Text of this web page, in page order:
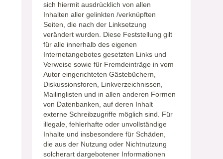
sich hiermit ausdrücklich von allen
Inhalten aller gelinkten /verknüpften
Seiten, die nach der Linksetzung
verändert wurden. Diese Feststellung gilt
für alle innerhalb des eigenen
Internetangebotes gesetzten Links und
Verweise sowie für Fremdeinträge in vom
Autor eingerichteten Gästebüchern,
Diskussionsforen, Linkverzeichnissen,
Mailinglisten und in allen anderen Formen
von Datenbanken, auf deren Inhalt
externe Schreibzugriffe möglich sind. Für
illegale, fehlerhafte oder unvollständige
Inhalte und insbesondere für Schäden,
die aus der Nutzung oder Nichtnutzung
solcherart dargebotener Informationen